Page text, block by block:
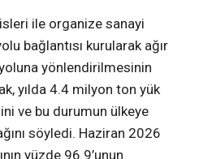
ile organize sanayi
bağlantısı kurularak ağır
yönlendirilmesinin
yılda 4.4 milyon ton yük
ve bu durumun ülkeye
söyledi. Haziran 2026
yüzde 96.9’unun